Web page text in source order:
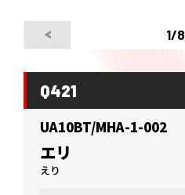
1/8
Q421
UA10BT/MHA-1-002
エリ
えり